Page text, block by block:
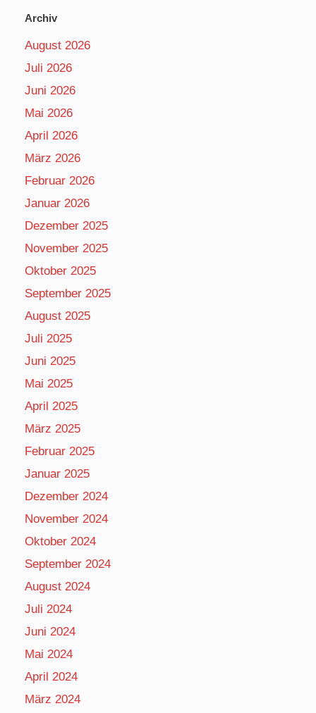
Archiv
August 2026
Juli 2026
Juni 2026
Mai 2026
April 2026
März 2026
Februar 2026
Januar 2026
Dezember 2025
November 2025
Oktober 2025
September 2025
August 2025
Juli 2025
Juni 2025
Mai 2025
April 2025
März 2025
Februar 2025
Januar 2025
Dezember 2024
November 2024
Oktober 2024
September 2024
August 2024
Juli 2024
Juni 2024
Mai 2024
April 2024
März 2024